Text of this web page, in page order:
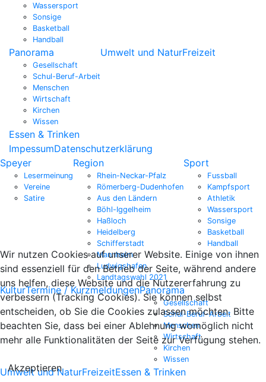
Wassersport
Sonsige
Basketball
Handball
Panorama
Gesellschaft
Schul-Beruf-Arbeit
Menschen
Wirtschaft
Kirchen
Wissen
Umwelt und NaturFreizeit
Essen & Trinken
ImpessumDatenschutzerklärung
Speyer
Lesermeinung
Vereine
Satire
Region
Rhein-Neckar-Pfalz
Römerberg-Dudenhofen
Aus den Ländern
Böhl-Iggelheim
Haßloch
Heidelberg
Schifferstadt
Mannheim
Ludwigshafen
Landtagswahl 2021
Sport
Fussball
Kampfsport
Athletik
Wassersport
Sonsige
Basketball
Handball
KulturTermine / KurzmeldungenPanorama
Gesellschaft
Schul-Beruf-Arbeit
Menschen
Wirtschaft
Kirchen
Wissen
Umwelt und NaturFreizeitEssen & Trinken
Wir nutzen Cookies auf unserer Website. Einige von ihnen
sind essenziell für den Betrieb der Seite, während andere
uns helfen, diese Website und die Nutzererfahrung zu
verbessern (Tracking Cookies). Sie können selbst
entscheiden, ob Sie die Cookies zulassen möchten. Bitte
beachten Sie, dass bei einer Ablehnung womöglich nicht
mehr alle Funktionalitäten der Seite zur Verfügung stehen.
Akzeptieren